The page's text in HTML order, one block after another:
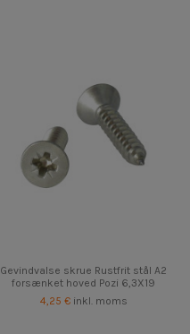
Gevindvalse skrue Rustfrit stål A2
forsænket hoved Pozi 6,3X19
4,25 € inkl. moms